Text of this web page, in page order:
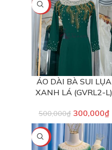
-40%
ÁO DÀI BÀ SUI LỤA
XANH LÁ (GVRL2-L)
500,000₫ 300,000₫
-40%